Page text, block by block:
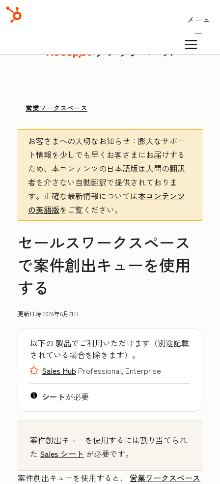
メニュ
ー
ナレッジベース
営業ワークスペース
お客さまへの大切なお知らせ ：膨大なサポー
ト情報を少しでも早くお客さまにお届けする
ため、本コンテンツの日本語版は人間の翻訳
者を介さない自動翻訳で提供されておりま
す。 正確な最新情報については本コンテンツ
の英語版をご覧ください。
セールスワークスペース
で案件創出キューを使用
する
更新日時2026年6月21日
以下の 製品でご利用いただけます（別途記載
されている場合を除きます）。
Sales Hub Professional, Enterprise
シートが必要
案件創出キューを使用するには割り当てられ
た Sales シート が必要です。
案件創出キューを使用すると、 営業ワークスペース